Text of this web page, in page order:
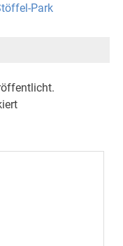
Park